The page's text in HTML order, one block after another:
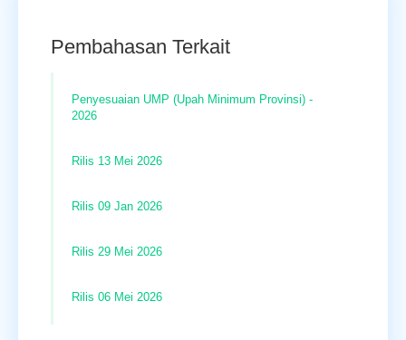
Pembahasan Terkait
Penyesuaian UMP (Upah Minimum Provinsi) -
2026
Rilis 13 Mei 2026
Rilis 09 Jan 2026
Rilis 29 Mei 2026
Rilis 06 Mei 2026